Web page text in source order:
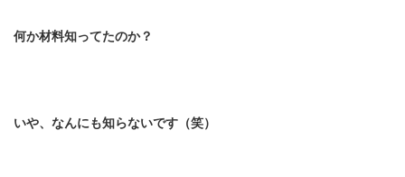
何か材料知ってたのか？
いや、なんにも知らないです（笑）